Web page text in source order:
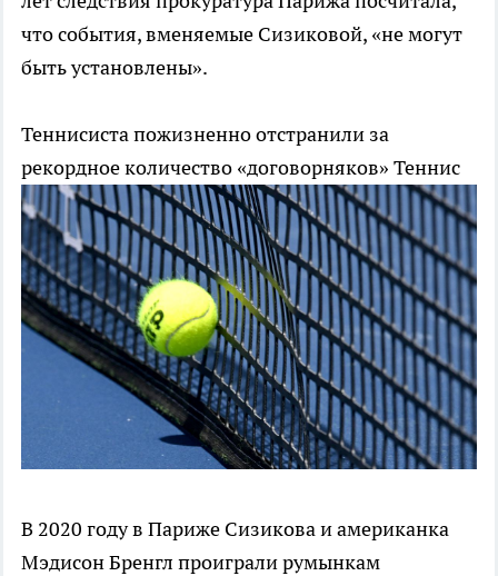
что события, вменяемые Сизиковой, «не могут
быть установлены».
Теннисиста пожизненно отстранили за
рекордное количество «договорняков» Теннис
В 2020 году в Париже Сизикова и американка
Мэдисон Бренгл проиграли румынкам